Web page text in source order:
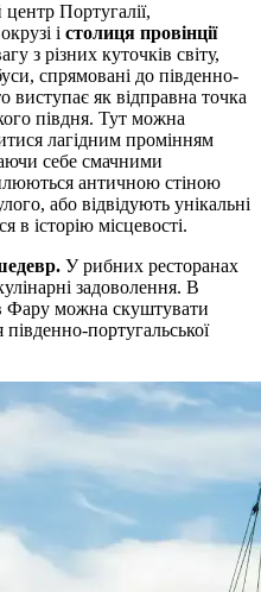
Португалії,
і столиця провінції
з різних куточків світу,
спрямовані до південно-
виступає як відправна точка
півдня. Тут можна
лагідним промінням
себе смачними
античною стіною
або відвідують унікальні
в історію місцевості.
У рибних ресторанах
задоволення. В
Фару можна скуштувати
португальської